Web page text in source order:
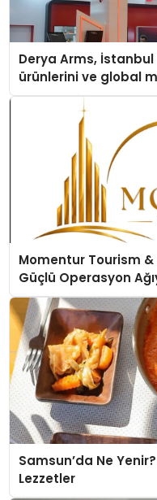
Derya Arms, İstanbul
ürünlerini ve global
Momentur Tourism
Güçlü Operasyon
Samsun’da Ne
Lezzetler